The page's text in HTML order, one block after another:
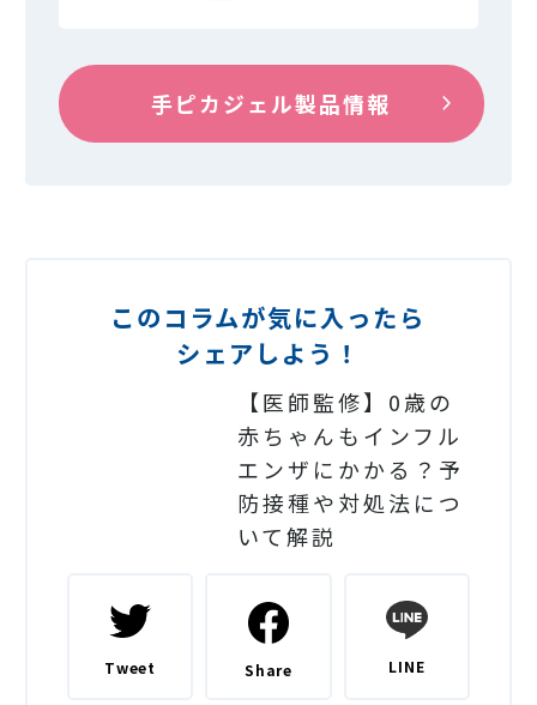
手ピカジェル製品情報
このコラムが気に入ったら
シェアしよう！
【医師監修】0歳の
赤ちゃんもインフル
エンザにかかる？予
防接種や対処法につ
いて解説
Tweet Share LINE